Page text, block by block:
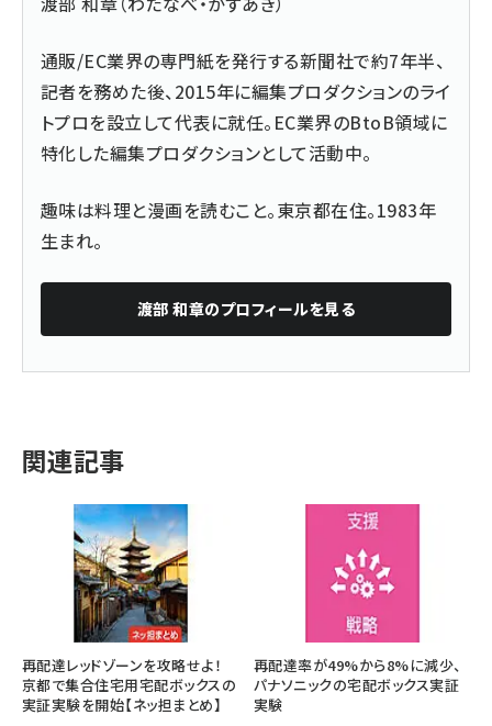
通販/EC業界の専門紙を発行する新聞社で約7年半、
記者を務めた後、2015年に編集プロダクションのライ
トプロを設立して代表に就任。EC業界のBtoB領域に
特化した編集プロダクションとして活動中。
趣味は料理と漫画を読むこと。東京都在住。1983年
生まれ。
渡部 和章のプロフィールを見る
関連記事
再配達レッドゾーンを攻略せよ！
京都で集合住宅用宅配ボックスの
実証実験を開始【ネッ担まとめ】
再配達率が49%から8%に減少、
パナソニックの宅配ボックス実証
実験